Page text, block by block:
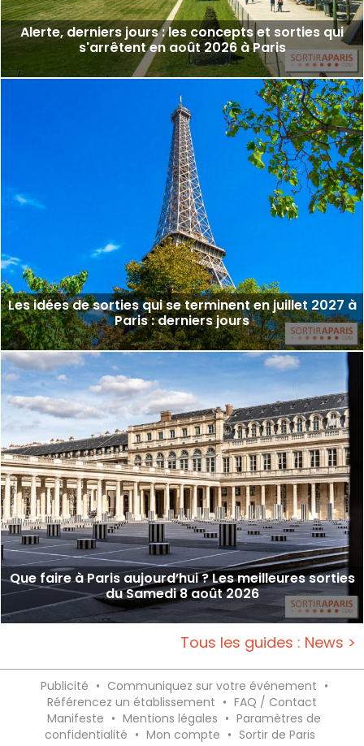
Alerte, derniers jours : les concepts et sorties qui
s'arrêtent en août 2026 à Paris
Les idées de sorties qui se terminent en juillet 2027 à
Paris : derniers jours
Que faire à Paris aujourd’hui ? Les meilleures sorties
du Samedi 8 août 2026
Tous les guides : News >
Publicité • Communiquez sur votre événement •
Référencez un établissement • FAQ / Contact
Manifeste • Mentions légales • Paramètres de
confidentialité • Mon compte • Sortir de Paris